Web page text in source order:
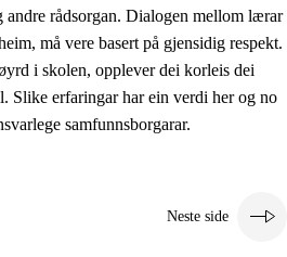
andre rådsorgan. Dialogen mellom lærar
må vere basert på gjensidig respekt.
i skolen, opplever dei korleis dei
Slike erfaringar har ein verdi her og no
samfunnsborgarar.
Neste side